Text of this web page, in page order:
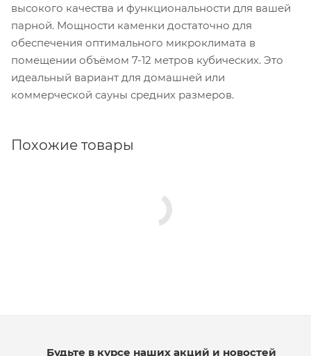
высокого качества и функциональности для вашей
парной. Мощности каменки достаточно для
обеспечения оптимального микроклимата в
помещении объёмом 7-12 метров кубических. Это
идеальный вариант для домашней или
коммерческой сауны средних размеров.
Похожие товары
Будьте в курсе наших акций и новостей